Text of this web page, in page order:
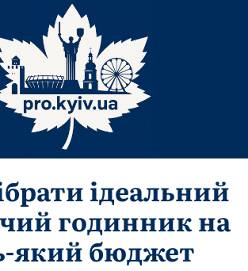
ідеальний
годинник на
який бюджет